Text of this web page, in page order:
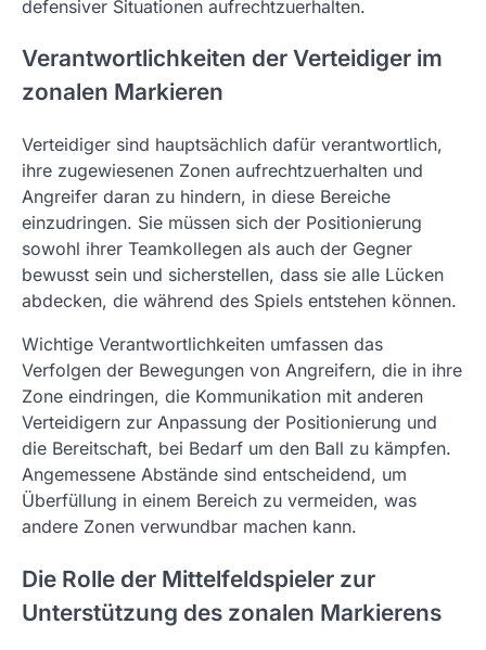
defensiver Situationen aufrechtzuerhalten.
Verantwortlichkeiten der Verteidiger im
zonalen Markieren
Verteidiger sind hauptsächlich dafür verantwortlich,
ihre zugewiesenen Zonen aufrechtzuerhalten und
Angreifer daran zu hindern, in diese Bereiche
einzudringen. Sie müssen sich der Positionierung
sowohl ihrer Teamkollegen als auch der Gegner
bewusst sein und sicherstellen, dass sie alle Lücken
abdecken, die während des Spiels entstehen können.
Wichtige Verantwortlichkeiten umfassen das
Verfolgen der Bewegungen von Angreifern, die in ihre
Zone eindringen, die Kommunikation mit anderen
Verteidigern zur Anpassung der Positionierung und
die Bereitschaft, bei Bedarf um den Ball zu kämpfen.
Angemessene Abstände sind entscheidend, um
Überfüllung in einem Bereich zu vermeiden, was
andere Zonen verwundbar machen kann.
Die Rolle der Mittelfeldspieler zur
Unterstützung des zonalen Markierens